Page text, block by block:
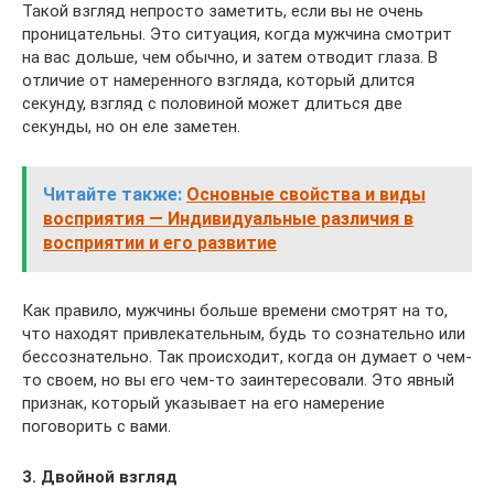
Такой взгляд непросто заметить, если вы не очень
проницательны. Это ситуация, когда мужчина смотрит
на вас дольше, чем обычно, и затем отводит глаза. В
отличие от намеренного взгляда, который длится
секунду, взгляд с половиной может длиться две
секунды, но он еле заметен.
Читайте также: Основные свойства и виды
восприятия — Индивидуальные различия в
восприятии и его развитие
Как правило, мужчины больше времени смотрят на то,
что находят привлекательным, будь то сознательно или
бессознательно. Так происходит, когда он думает о чем-
то своем, но вы его чем-то заинтересовали. Это явный
признак, который указывает на его намерение
поговорить с вами.
3. Двойной взгляд